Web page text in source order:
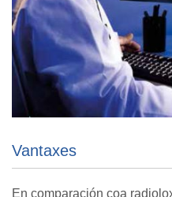
Vantaxes
En comparación coa